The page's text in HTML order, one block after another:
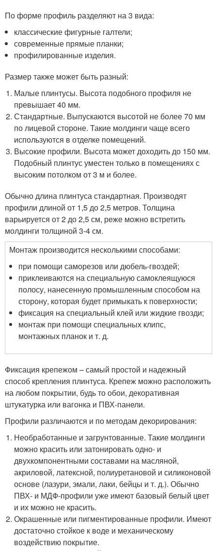
По форме профиль разделяют на 3 вида:
классические фигурные галтели;
современные прямые планки;
профилированные изделия.
Размер также может быть разный:
Малые плинтусы. Высота подобного профиля не
превышает 40 мм.
Стандартные. Выпускаются высотой не более 70 мм
по лицевой стороне. Такие молдинги чаще всего
используются в отделке помещений.
Высокие профили. Высота может доходить до 150 мм.
Подобный плинтус уместен только в помещениях с
высоким потолком от 3 м и более.
Обычно длина плинтуса стандартная. Производят
профили длиной от 1,5 до 2,5 метров. Толщина
варьируется от 2 до 2,5 см, реже можно встретить
молдинги толщиной 3-4 см.
Монтаж производится несколькими способами:
при помощи саморезов или дюбель-гвоздей;
приклеиваются на специальную самоклеящуюся
полосу, нанесенную промышленным способом на
сторону, которая будет примыкать к поверхности;
фиксация на специальный клей или жидкие гвозди;
монтаж при помощи специальных клипс,
монтажных планок и т. д.
Фиксация крепежом – самый простой и надежный
способ крепления плинтуса. Крепеж можно расположить
на любом покрытии, будь то обои, декоративная
штукатурка или вагонка и ПВХ-панели.
Профили различаются и по методам декорирования:
Необработанные и загрунтованные. Такие молдинги
можно красить или затонировать одно- и
двухкомпонентными составами на масляной,
акриловой, латексной, полиуретановой и силиконовой
основе (лазури, эмали, лаки, бейцы и т. д.). Обычно
ПВХ- и МДФ-профили уже имеют базовый белый цвет
и их можно не красить.
Окрашенные или пигментированные профили. Имеют
достаточно стойкое к воде и механическому
воздействию покрытие.